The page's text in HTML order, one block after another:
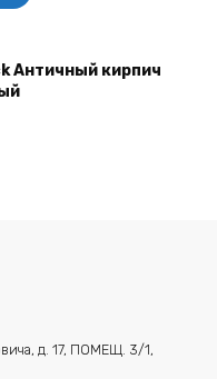
Античный кирпич
д. 17, ПОМЕЩ. 3/1,